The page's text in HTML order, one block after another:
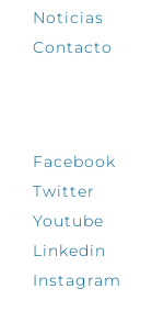
Noticias
Contacto
Facebook
Twitter
Youtube
Linkedin
Instagram